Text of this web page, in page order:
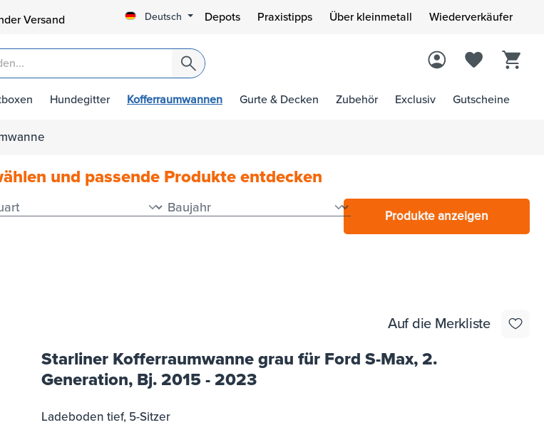
Versand Deutsch Depots Praxistipps Über kleinmetall Wiederverkäufer
Hundegitter Kofferraumwannen Gurte & Decken Zubehör Exclusiv Gutscheine
und passende Produkte entdecken
Produkte anzeigen
Auf die Merkliste
Starliner Kofferraumwanne grau für Ford S-Max, 2.
Generation, Bj. 2015 - 2023
Ladeboden tief, 5-Sitzer